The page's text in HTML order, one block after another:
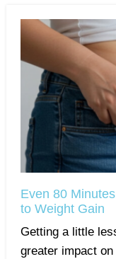
Even 80
to Weight Gain
Getting a little
greater impact